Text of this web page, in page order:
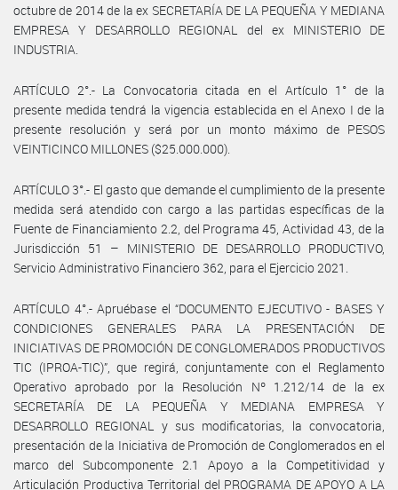
octubre de 2014 de la ex SECRETARÍA DE LA PEQUEÑA Y MEDIANA
EMPRESA Y DESARROLLO REGIONAL del ex MINISTERIO DE
INDUSTRIA.
ARTÍCULO 2°.- La Convocatoria citada en el Artículo 1° de la
presente medida tendrá la vigencia establecida en el Anexo I de la
presente resolución y será por un monto máximo de PESOS
VEINTICINCO MILLONES ($25.000.000).
ARTÍCULO 3°.- El gasto que demande el cumplimiento de la presente
medida será atendido con cargo a las partidas específicas de la
Fuente de Financiamiento 2.2, del Programa 45, Actividad 43, de la
Jurisdicción 51 – MINISTERIO DE DESARROLLO PRODUCTIVO,
Servicio Administrativo Financiero 362, para el Ejercicio 2021.
ARTÍCULO 4°.- Apruébase el “DOCUMENTO EJECUTIVO - BASES Y
CONDICIONES GENERALES PARA LA PRESENTACIÓN DE
INICIATIVAS DE PROMOCIÓN DE CONGLOMERADOS PRODUCTIVOS
TIC (IPROA-TIC)”, que regirá, conjuntamente con el Reglamento
Operativo aprobado por la Resolución Nº 1.212/14 de la ex
SECRETARÍA DE LA PEQUEÑA Y MEDIANA EMPRESA Y
DESARROLLO REGIONAL y sus modificatorias, la convocatoria,
presentación de la Iniciativa de Promoción de Conglomerados en el
marco del Subcomponente 2.1 Apoyo a la Competitividad y
Articulación Productiva Territorial del PROGRAMA DE APOYO A LA